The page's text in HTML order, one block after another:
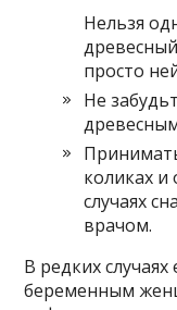
Нельзя
просто
Не
коликах и
случаях
врачом.
В редких
беременным